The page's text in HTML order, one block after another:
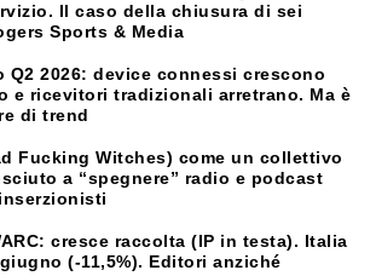
Il caso della chiusura di sei
Sports & Media
Q2 2026: device connessi crescono
e ricevitori tradizionali arretrano. Ma è
di trend
Fucking Witches) come un collettivo
a “spegnere” radio e podcast
cresce raccolta (IP in testa). Italia
(-11,5%). Editori anziché